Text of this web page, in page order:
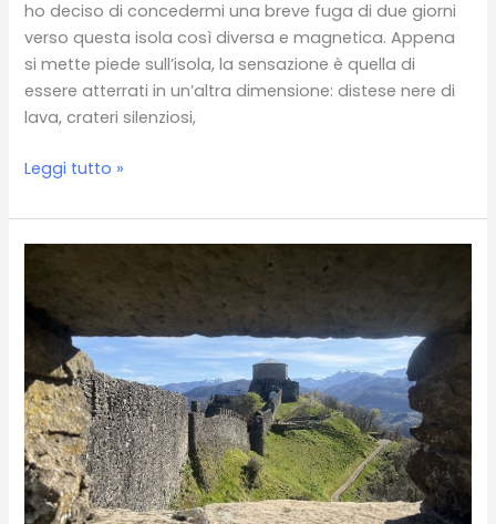
ho deciso di concedermi una breve fuga di due giorni
verso questa isola così diversa e magnetica. Appena
si mette piede sull’isola, la sensazione è quella di
essere atterrati in un’altra dimensione: distese nere di
lava, crateri silenziosi,
Fuga
due
giorni
Lanzarote
Leggi tutto »